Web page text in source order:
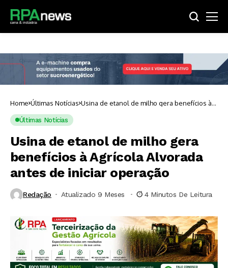
Home Últimas Notícias Usina de etanol de milho gera benefícios à
Agrícola Alvorada antes de iniciar operação
Últimas Notícias
Usina de etanol de milho gera
benefícios à Agrícola Alvorada
antes de iniciar operação
Redação Atualizado 9 Meses ⁮ 4 Minutos De Leitura